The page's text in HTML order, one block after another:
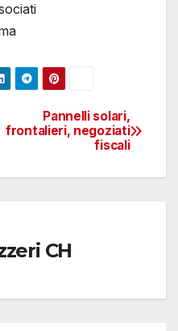
Pannelli solari,
frontalieri, negoziati
fiscali
CH